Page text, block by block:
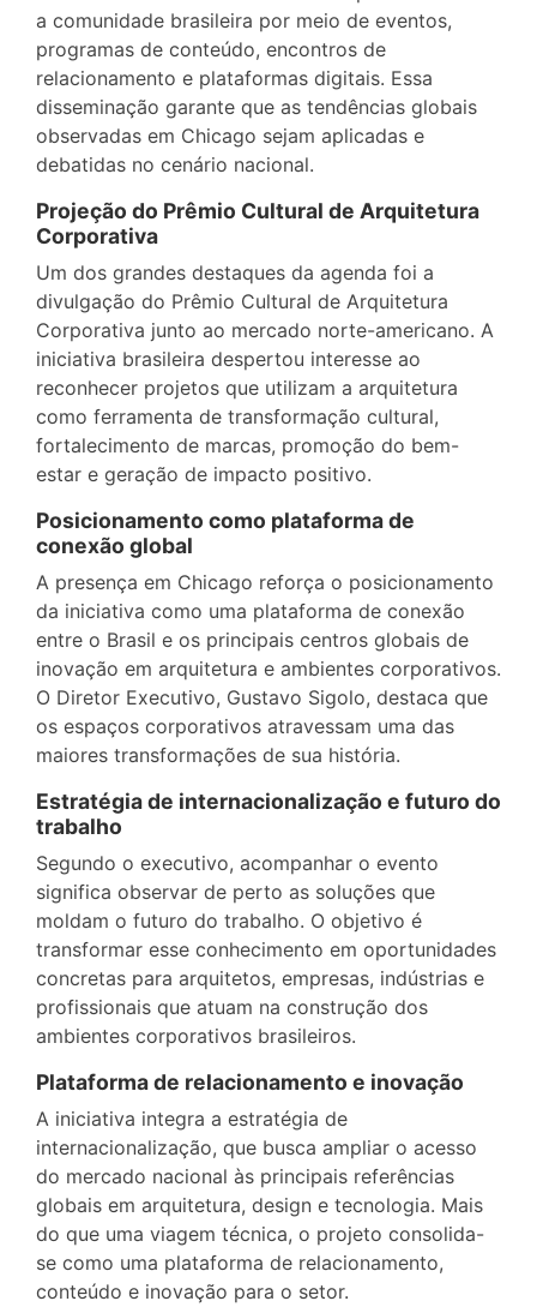
a comunidade brasileira por meio de eventos,
programas de conteúdo, encontros de
relacionamento e plataformas digitais. Essa
disseminação garante que as tendências globais
observadas em Chicago sejam aplicadas e
debatidas no cenário nacional.
Projeção do Prêmio Cultural de Arquitetura
Corporativa
Um dos grandes destaques da agenda foi a
divulgação do Prêmio Cultural de Arquitetura
Corporativa junto ao mercado norte-americano. A
iniciativa brasileira despertou interesse ao
reconhecer projetos que utilizam a arquitetura
como ferramenta de transformação cultural,
fortalecimento de marcas, promoção do bem-
estar e geração de impacto positivo.
Posicionamento como plataforma de
conexão global
A presença em Chicago reforça o posicionamento
da iniciativa como uma plataforma de conexão
entre o Brasil e os principais centros globais de
inovação em arquitetura e ambientes corporativos.
O Diretor Executivo, Gustavo Sigolo, destaca que
os espaços corporativos atravessam uma das
maiores transformações de sua história.
Estratégia de internacionalização e futuro do
trabalho
Segundo o executivo, acompanhar o evento
significa observar de perto as soluções que
moldam o futuro do trabalho. O objetivo é
transformar esse conhecimento em oportunidades
concretas para arquitetos, empresas, indústrias e
profissionais que atuam na construção dos
ambientes corporativos brasileiros.
Plataforma de relacionamento e inovação
A iniciativa integra a estratégia de
internacionalização, que busca ampliar o acesso
do mercado nacional às principais referências
globais em arquitetura, design e tecnologia. Mais
do que uma viagem técnica, o projeto consolida-
se como uma plataforma de relacionamento,
conteúdo e inovação para o setor.